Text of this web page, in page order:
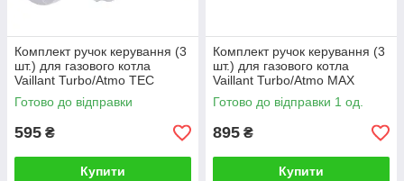
Комплект ручок керування (3
шт.) для газового котла
Vaillant Turbo/Atmo TEC
Pro/Plus mini 0020074963
Готово до відправки
595 ₴
Купити
Комплект ручок керування (3
шт.) для газового котла
Vaillant Turbo/Atmo MAX
Pro/Plus 114288
Готово до відправки 1 од.
895 ₴
Купити